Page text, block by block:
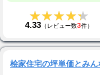
★★★★★
★★★★★
4.33 （レビュー数3件）
桧家住宅の坪単価とみ